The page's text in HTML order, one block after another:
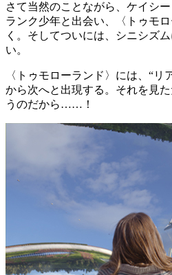
さて当然のことながら、ケイシ
ランク少年と出会い、〈トゥモ
く。そしてついには、シニシズ
い。
〈トゥモローランド〉には、“
から次へと出現する。それを見
うのだから……！